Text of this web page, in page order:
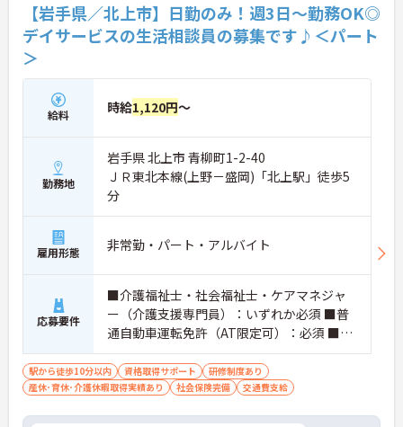
【岩手県／北上市】日勤のみ！週3日～勤務OK◎
デイサービスの生活相談員の募集です♪＜パート
＞
給料 時給1,120円～
勤務地
岩手県 北上市 青柳町1-2-40
ＪＲ東北本線(上野－盛岡)「北上駅」徒歩5
分
雇用形態 非常勤・パート・アルバイト
応募要件
■介護福祉士・社会福祉士・ケアマネジャ
ー（介護支援専門員）：いずれか必須 ■普
通自動車運転免許（AT限定可）：必須 ■介
護相談業務・介護経験1年以上または相談員
の相談員の業務経験が半年以上：必須
駅から徒歩10分以内 資格取得サポート
研修制度あり
産休･育休･介護休暇取得実績あり
社会保険完備 交通費支給